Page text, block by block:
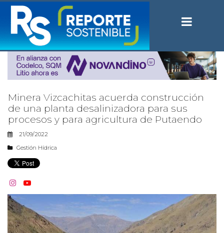
Minera Vizcachitas acuerda construcción
de una planta desalinizadora para sus
procesos y para agricultura de Putaendo
21/09/2022
Gestión Hídrica
 